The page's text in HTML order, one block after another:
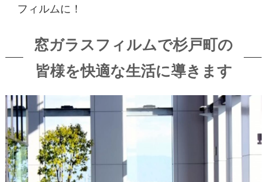
フィルムに！
窓ガラスフィルムで杉戸町の
皆様を快適な生活に導きます